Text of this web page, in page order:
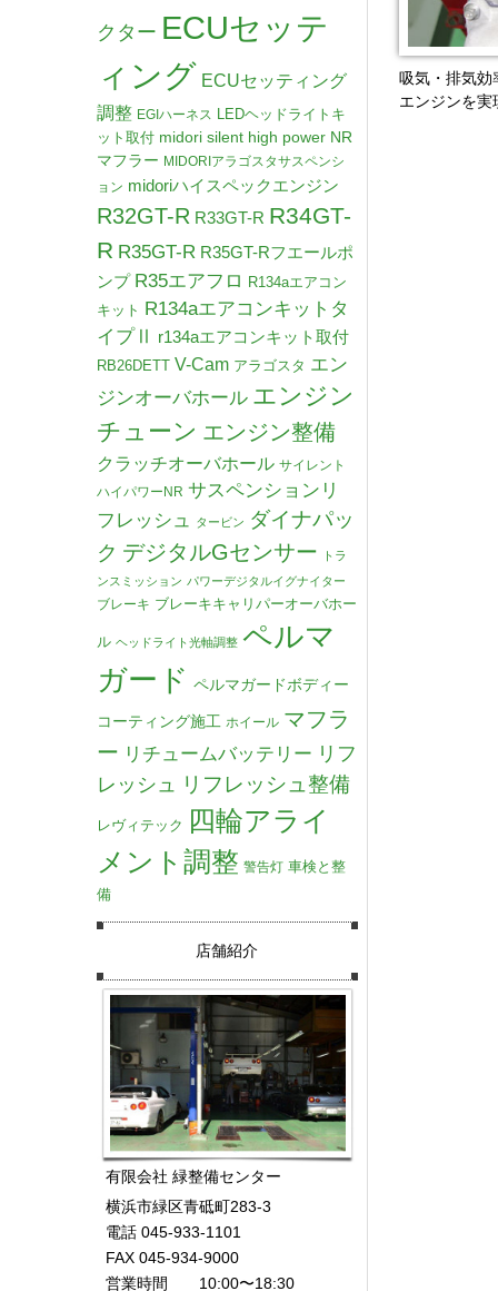
吸気・排気効
エンジンを実
クター ECUセッテ
ィング ECUセッティング
調整 EGIハーネス LEDヘッドライトキ
ット取付 midori silent high power NR
マフラー MIDORIアラゴスタサスペンシ
ョン midoriハイスペックエンジン
R32GT-R R33GT-R R34GT-
R R35GT-R R35GT-Rフエールポ
ンプ R35エアフロ R134aエアコン
キット R134aエアコンキットタ
イプⅡ
r134aエアコンキット取付
RB26DETT V-Cam アラゴスタ エン
ジンオーバホール エンジン
チューン エンジン整備
クラッチオーバホール サイレント
ハイパワーNR サスペンションリ
フレッシュ
タービン ダイナパッ
ク デジタルGセンサー
トラ
ンスミッション パワーデジタルイグナイター
ブレーキ ブレーキキャリパーオーバホー
ル ヘッドライト光軸調整 ペルマ
ガード ペルマガードボディー
コーティング施工 ホイール マフラ
ー リチュームバッテリー リフ
レッシュ
リフレッシュ整備
レヴィテック 四輪アライ
メント調整 警告灯 車検と整
備
店舗紹介
有限会社 緑整備センター
横浜市緑区青砥町283-3
電話 045-933-1101
FAX 045-934-9000
営業時間 10:00〜18:30